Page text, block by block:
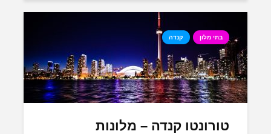
בתי מלון קנדה
טורונטו קנדה – מלונות